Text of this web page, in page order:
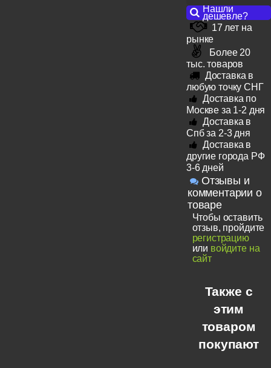
Нашли
дешевле?
17 лет на
рынке
Более 20
тыс. товаров
Доставка в
любую точку СНГ
Доставка по
Москве за 1-2 дня
Доставка в
Спб за 2-3 дня
Доставка в
другие города РФ
3-6 дней
Отзывы и
комментарии о
товаре
Чтобы оставить
отзыв, пройдите
регистрацию
или войдите на
сайт
Также с
этим
товаром
покупают